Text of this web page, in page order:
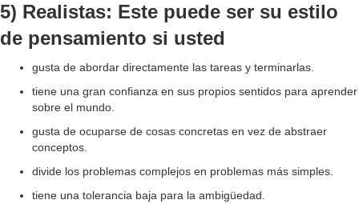
5) Realistas: Este puede ser su estilo
de pensamiento si usted
gusta de abordar directamente las tareas y terminarlas.
tiene una gran confianza en sus propios sentidos para aprender
sobre el mundo.
gusta de ocuparse de cosas concretas en vez de abstraer
conceptos.
divide los problemas complejos en problemas más simples.
tiene una tolerancia baja para la ambigüedad.